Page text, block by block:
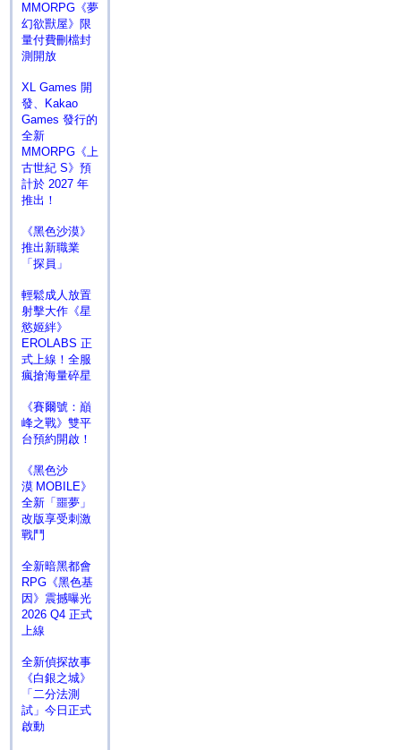
MMORPG《夢
幻欲獸屋》限
量付費刪檔封
測開放
XL Games 開
發、Kakao
Games 發行的
全新
MMORPG《上
古世紀 S》預
計於 2027 年
推出！
《黑色沙漠》
推出新職業
「探員」
輕鬆成人放置
射擊大作《星
慾姬絆》
EROLABS 正
式上線！全服
瘋搶海量碎星
《賽爾號：巔
峰之戰》雙平
台預約開啟！
《黑色沙
漠 MOBILE》
全新「噩夢」
改版享受刺激
戰鬥
全新暗黑都會
RPG《黑色基
因》震撼曝光
2026 Q4 正式
上線
全新偵探故事
《白銀之城》
「二分法測
試」今日正式
啟動